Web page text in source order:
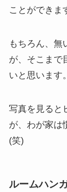
ことができま
もちろん、無
が、そこまで
いと思います。
写真を見ると
が、わが家は
(笑)
ルームハン